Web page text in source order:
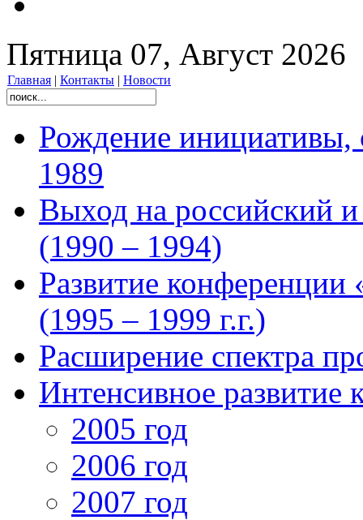
Пятница 07, Август 2026
Главная | Контакты | Новости
Рождение инициативы,
1989
Выход на российский
(1990 – 1994)
Развитие конференции
(1995 – 1999 г.г.)
Расширение спектра
Интенсивное
2005 год
2006 год
2007 год